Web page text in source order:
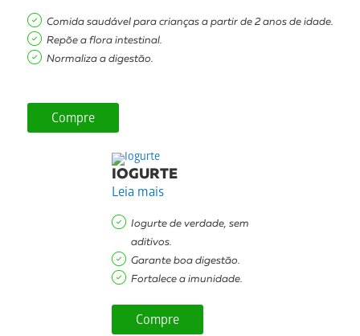
Comida saudável para crianças a partir de 2 anos de idade.
Repõe a flora intestinal.
Normaliza a digestão.
Compre
IOGURTE
Leia mais
Iogurte de verdade, sem
aditivos.
Garante boa digestão.
Fortalece a imunidade.
Compre